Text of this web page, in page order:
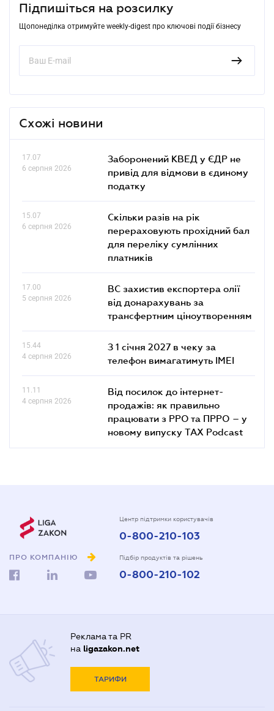
Підпишіться на розсилку
Щопонеділка отримуйте weekly-digest про ключові події бізнесу
Схожі новини
17.07
6 серпня 2026
Заборонений КВЕД у ЄДР не
привід для відмови в єдиному
податку
15.07
6 серпня 2026
Скільки разів на рік
перераховують прохідний бал
для переліку сумлінних
платників
17.00
5 серпня 2026
ВС захистив експортера олії
від донарахувань за
трансфертним ціноутворенням
15.44
4 серпня 2026
З 1 січня 2027 в чеку за
телефон вимагатимуть IMEI
11.11
4 серпня 2026
Від посилок до інтернет-
продажів: як правильно
працювати з РРО та ПРРО – у
новому випуску TAX Podcast
ПРО КОМПАНІЮ
Центр підтримки користувачів
0-800-210-103
Підбір продуктів та рішень
0-800-210-102
Реклама та PR
на ligazakon.net
ТАРИФИ